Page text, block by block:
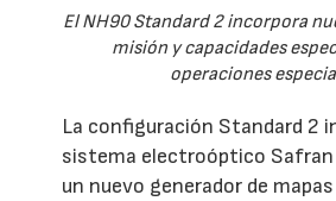
El NH90 Standard 2 incorpora
misión y capacidades
operaciones
La configuración Standard 2
sistema electroóptico Safran
un nuevo generador de